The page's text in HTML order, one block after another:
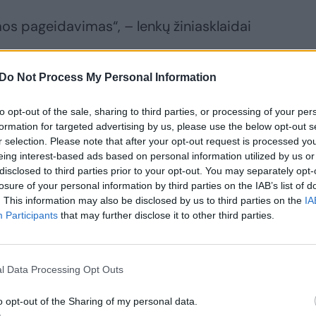
Do Not Process My Personal Information
opt-out of the sale, sharing to third parties, or processing of your
for targeted advertising by us, please use the below opt-out
selection. Please note that after your opt-out request is processed
interest-based ads based on personal information utilized by us
to third parties prior to your opt-out. You may separately
of your personal information by third parties on the IAB’s list of
This information may also be disclosed by us to third parties on the
Participants that may further disclose it to other third parties.
Data Processing Opt Outs
opt-out of the Sharing of my personal data.
pageidavimas“, – lenkų žiniasklaidai
apie Michaelio Schumacherio
Erichas Riedereris pateikė liūdnas
kad įvyks stebuklas, jei 45 metų
be pagalbos pats atsisėsti, o po
elektrinį invalido vežimėlį.
galimybę, kad M.Schumacheris dar
galvos traumos gruodžio 29-ąją,